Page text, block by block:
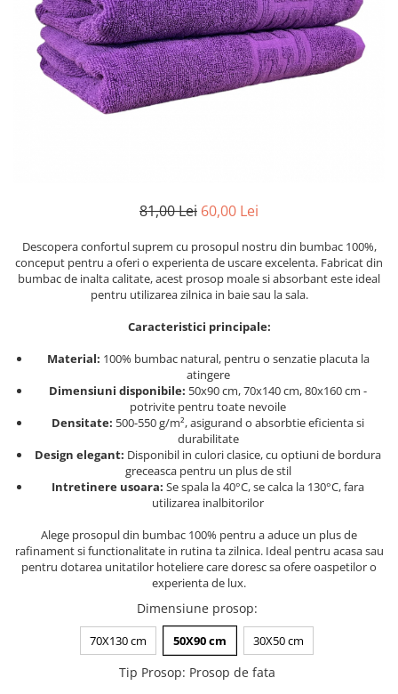
Cearceaf cu elastic
Cearceaf normal
Lenjerii De Pat Creponate
Lenjerii De Pat Bumbac Poplin 2
Lenjerii De Pat Volanase
Lenjerii De Pat, Finet Premium 3D,
2 Persoane
Lenjerii De Pat Jacquard
Lenjerii De Pat Catifea
Artificiala De Iepure, 6 Piese, 2
Set Lenjerie Pat Blanita Iepure, 6
Lenjerii De Pat Premium Collection
Set Lenjerie De Pat, 7 Piese, Cu
Pilota / Cuvertura Inclusa
Set Lenjerie De Pat Jacquard Regal,
11 Piese, Cuvertura Inclusa
Lenjerii Damasc Egiptean King Size
Lenjerii De Pat, Finet Premium, 1
Lenjerii De Pat Damasc 1 Persoana
Lenjerii De Pat, Imprimeu 3D, 1
81,00 Lei 60,00 Lei
Descopera confortul suprem cu prosopul nostru din bumbac 100%,
conceput pentru a oferi o experienta de uscare excelenta. Fabricat din
bumbac de inalta calitate, acest prosop moale si absorbant este ideal
pentru utilizarea zilnica in baie sau la sala.
Caracteristici principale:
Material: 100% bumbac natural, pentru o senzatie placuta la
atingere
Dimensiuni disponibile: 50x90 cm, 70x140 cm, 80x160 cm -
potrivite pentru toate nevoile
Densitate: 500-550 g/m², asigurand o absorbtie eficienta si
durabilitate
Design elegant: Disponibil in culori clasice, cu optiuni de bordura
greceasca pentru un plus de stil
Intretinere usoara: Se spala la 40°C, se calca la 130°C, fara
utilizarea inalbitorilor
Alege prosopul din bumbac 100% pentru a aduce un plus de
rafinament si functionalitate in rutina ta zilnica. Ideal pentru acasa sau
pentru dotarea unitatilor hoteliere care doresc sa ofere oaspetilor o
experienta de lux.
Dimensiune prosop:
70X130 cm 50X90 cm 30X50 cm
Tip Prosop: Prosop de fata